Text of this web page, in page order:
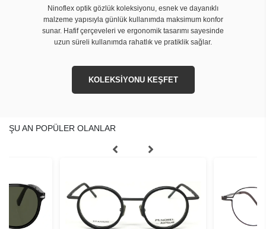
Ninoflex optik gözlük koleksiyonu, esnek ve dayanıklı
malzeme yapısıyla günlük kullanımda maksimum konfor
sunar. Hafif çerçeveleri ve ergonomik tasarımı sayesinde
uzun süreli kullanımda rahatlık ve pratiklik sağlar.
KOLEKSİYONU KEŞFET
ŞU AN POPÜLER OLANLAR